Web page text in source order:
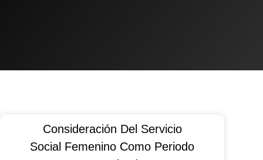
Consideración Del Servicio
Social Femenino Como Periodo